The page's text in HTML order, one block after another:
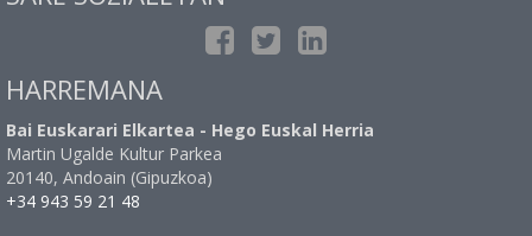
HARREMANA
Bai Euskarari Elkartea - Hego Euskal Herria
Martin Ugalde Kultur Parkea
20140, Andoain (Gipuzkoa)
+34 943 59 21 48